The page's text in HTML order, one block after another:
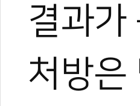
결과가
처방은